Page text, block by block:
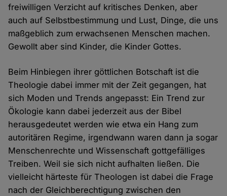
freiwilligen Verzicht auf kritisches Denken, aber
auch auf Selbstbestimmung und Lust, Dinge, die uns
maßgeblich zum erwachsenen Menschen machen.
Gewollt aber sind Kinder, die Kinder Gottes.
Beim Hinbiegen ihrer göttlichen Botschaft ist die
Theologie dabei immer mit der Zeit gegangen, hat
sich Moden und Trends angepasst: Ein Trend zur
Ökologie kann dabei jederzeit aus der Bibel
herausgedeutet werden wie etwa ein Hang zum
autoritären Regime, irgendwann waren dann ja sogar
Menschenrechte und Wissenschaft gottgefälliges
Treiben. Weil sie sich nicht aufhalten ließen. Die
vielleicht härteste für Theologen ist dabei die Frage
nach der Gleichberechtigung zwischen den